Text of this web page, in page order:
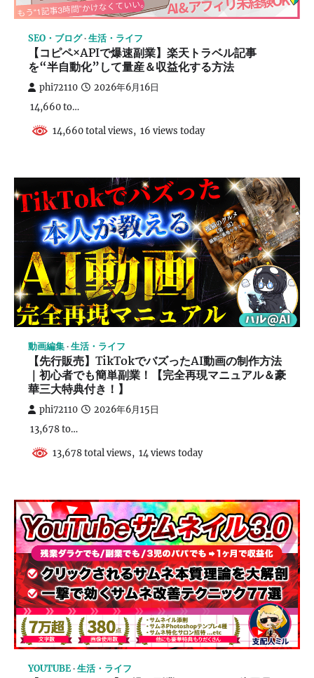
SEO・ブログ 生活・ライフ
【コピペ×APIで爆速副業】楽天トラベル記事
を“半自動化”して量産＆収益化する方法
phi72110 2026年6月16日
14,660 to…
14,660 total views, 16 views today
動画編集 生活・ライフ
【先行販売】TikTokでバズったAI動画の制作方法
｜初心者でも簡単副業！【完全再現マニュアル＆豪
華三大特典付き！】
phi72110 2026年6月15日
13,678 to…
13,678 total views, 14 views today
YOUTUBE 生活・ライフ